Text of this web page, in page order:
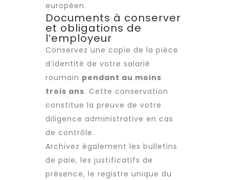
européen.
Documents à conserver
et obligations de
l’employeur
Conservez une copie de la pièce
d’identité de votre salarié
roumain pendant au moins
trois ans. Cette conservation
constitue la preuve de votre
diligence administrative en cas
de contrôle.
Archivez également les bulletins
de paie, les justificatifs de
présence, le registre unique du